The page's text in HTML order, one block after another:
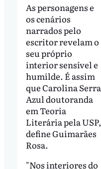
As personagens e
os cenários
narrados pelo
escritor revelam o
seu próprio
interior sensível e
humilde. É assim
que Carolina Serra
Azul doutoranda
em Teoria
Literária pela USP,
define Guimarães
Rosa.
"Nos interiores do